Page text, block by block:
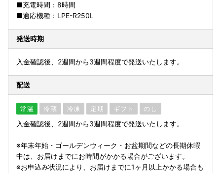
■充電時間：8時間
■適応機種：LPE-R250L
発送時期
入金確認後、2週間から3週間程度で発送いたします。
配送
常温 冷蔵 冷凍 定期 ギフト のし
入金確認後、2週間から3週間程度で発送いたします。
※年末年始・ゴールデンウィーク・お盆期間などの長期休暇
中は、お届けまでにお時間がかかる場合がございます。
※お申込み状況により、お届けまでに1ヶ月以上かかる場合も